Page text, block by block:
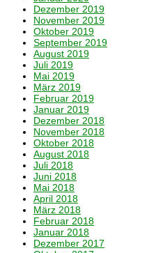
Dezember 2019
November 2019
Oktober 2019
September 2019
August 2019
Juli 2019
Mai 2019
März 2019
Februar 2019
Januar 2019
Dezember 2018
November 2018
Oktober 2018
August 2018
Juli 2018
Juni 2018
Mai 2018
April 2018
März 2018
Februar 2018
Januar 2018
Dezember 2017